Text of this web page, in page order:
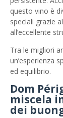
questo vino è
speciali grazie
all’eccellente
Tra le migliori
un’esperienza
ed equilibrio.
Dom
miscela
dei